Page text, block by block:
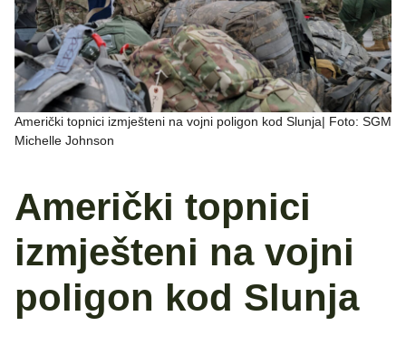
Američki topnici izmješteni na vojni poligon kod Slunja| Foto: SGM
Michelle Johnson
Američki topnici
izmješteni na vojni
poligon kod Slunja